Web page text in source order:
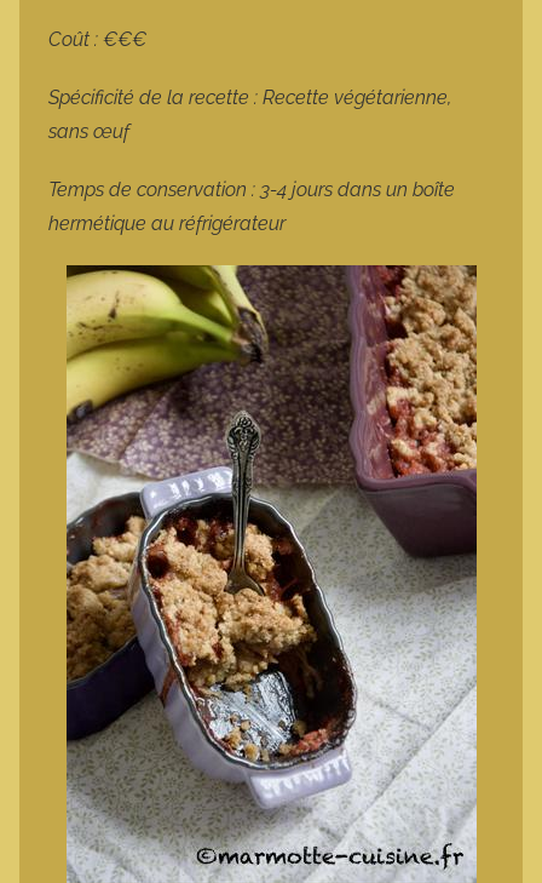
Coût : €€€
Spécificité de la recette : Recette végétarienne,
sans œuf
Temps de conservation : 3-4 jours dans un boîte
hermétique au réfrigérateur